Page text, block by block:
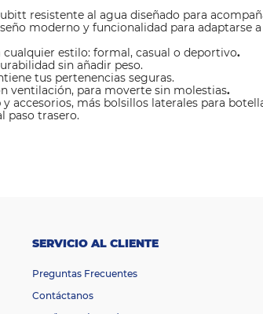
resistente al agua diseñado para
moderno y funcionalidad para adaptarse
estilo: formal, casual o deportivo.
sin añadir peso.
tus pertenencias seguras.
ventilación, para moverte sin molestias.
accesorios, más bolsillos laterales para
paso trasero.
SERVICIO AL CLIENTE
Preguntas Frecuentes
Contáctanos